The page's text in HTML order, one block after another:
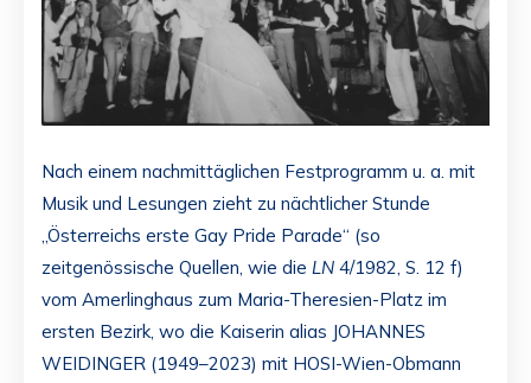
Nach einem nachmittäglichen Festprogramm u. a. mit
Musik und Lesungen zieht zu nächtlicher Stunde
„Österreichs erste Gay Pride Parade“ (so
zeitgenössische Quellen, wie die LN 4/1982, S. 12 f)
vom Amerlinghaus zum Maria-Theresien-Platz im
ersten Bezirk, wo die Kaiserin alias JOHANNES
WEIDINGER (1949–2023) mit HOSI-Wien-Obmann